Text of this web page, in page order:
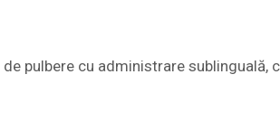
pulbere cu administrare sublinguală,